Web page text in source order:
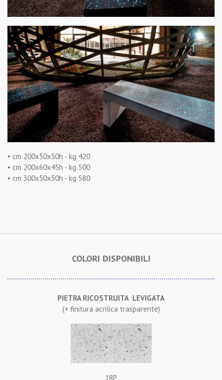
• cm 200x50x50h - kg 420
• cm 200x60x45h - kg 500
• cm 300x50x50h - kg 580
COLORI DISPONIBILI
PIETRA RICOSTRUITA LEVIGATA
(+ finitura acrilica trasparente)
18P